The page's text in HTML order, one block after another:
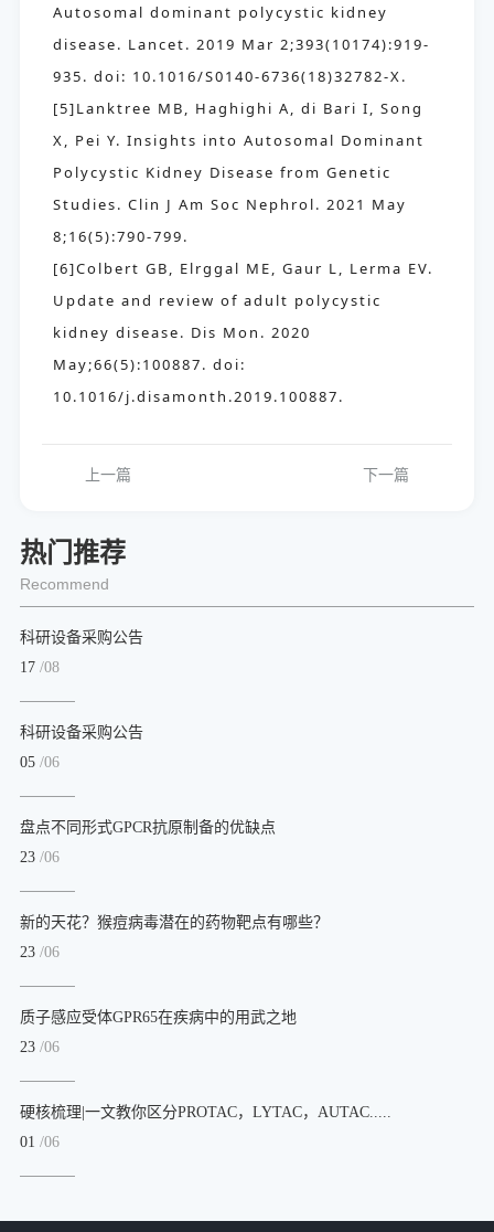
Autosomal dominant polycystic kidney
disease. Lancet. 2019 Mar 2;393(10174):919-
935. doi: 10.1016/S0140-6736(18)32782-X.
[5]Lanktree MB, Haghighi A, di Bari I, Song
X, Pei Y. Insights into Autosomal Dominant
Polycystic Kidney Disease from Genetic
Studies. Clin J Am Soc Nephrol. 2021 May
8;16(5):790-799.
[6]Colbert GB, Elrggal ME, Gaur L, Lerma EV.
Update and review of adult polycystic
kidney disease. Dis Mon. 2020
May;66(5):100887. doi:
10.1016/j.disamonth.2019.100887.
上一篇 下一篇
热门推荐
Recommend
科研设备采购公告
17 /08
科研设备采购公告
05 /06
盘点不同形式GPCR抗原制备的优缺点
23 /06
新的天花？猴痘病毒潜在的药物靶点有哪些？
23 /06
质子感应受体GPR65在疾病中的用武之地
23 /06
硬核梳理|一文教你区分PROTAC，LYTAC，AUTAC.....
01 /06